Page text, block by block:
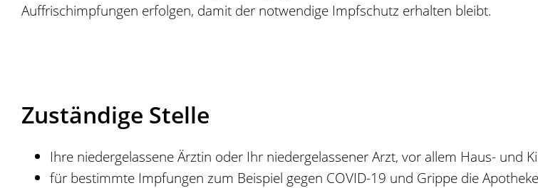
Auffrischimpfungen erfolgen, damit der notwendige Impfschutz erhalten bleibt.
Zuständige Stelle
Ihre niedergelassene Ärztin oder Ihr niedergelassener Arzt, vor allem Haus- und
für bestimmte Impfungen zum Beispiel gegen COVID-19 und Grippe die